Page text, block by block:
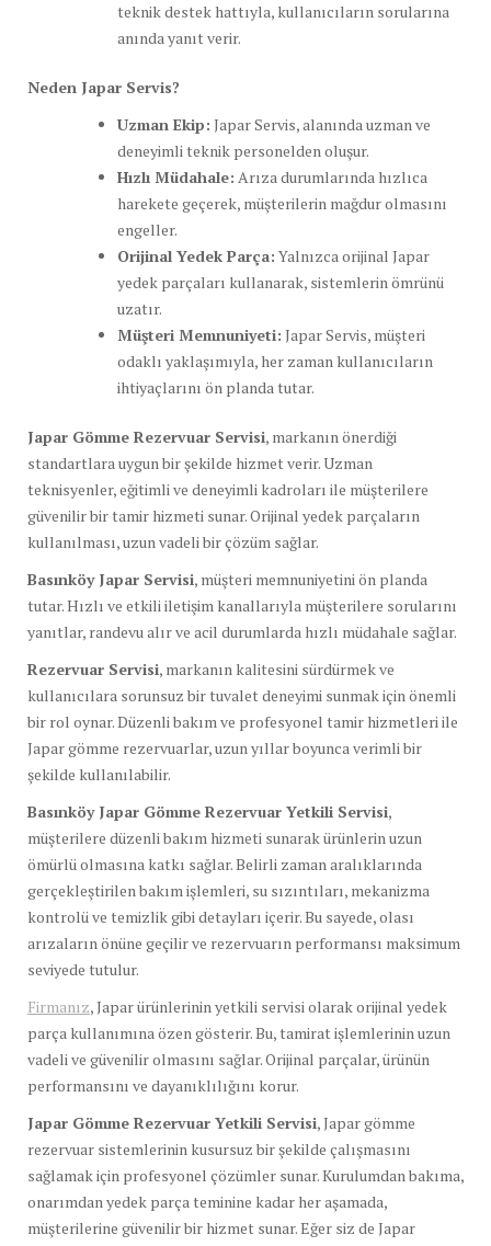
teknik destek hattıyla, kullanıcıların sorularına
anında yanıt verir.
Neden Japar Servis?
Uzman Ekip: Japar Servis, alanında uzman ve
deneyimli teknik personelden oluşur.
Hızlı Müdahale: Arıza durumlarında hızlıca
harekete geçerek, müşterilerin mağdur olmasını
engeller.
Orijinal Yedek Parça: Yalnızca orijinal Japar
yedek parçaları kullanarak, sistemlerin ömrünü
uzatır.
Müşteri Memnuniyeti: Japar Servis, müşteri
odaklı yaklaşımıyla, her zaman kullanıcıların
ihtiyaçlarını ön planda tutar.
Japar Gömme Rezervuar Servisi, markanın önerdiği
standartlara uygun bir şekilde hizmet verir. Uzman
teknisyenler, eğitimli ve deneyimli kadroları ile müşterilere
güvenilir bir tamir hizmeti sunar. Orijinal yedek parçaların
kullanılması, uzun vadeli bir çözüm sağlar.
Basınköy Japar Servisi, müşteri memnuniyetini ön planda
tutar. Hızlı ve etkili iletişim kanallarıyla müşterilere sorularını
yanıtlar, randevu alır ve acil durumlarda hızlı müdahale sağlar.
Rezervuar Servisi, markanın kalitesini sürdürmek ve
kullanıcılara sorunsuz bir tuvalet deneyimi sunmak için önemli
bir rol oynar. Düzenli bakım ve profesyonel tamir hizmetleri ile
Japar gömme rezervuarlar, uzun yıllar boyunca verimli bir
şekilde kullanılabilir.
Basınköy Japar Gömme Rezervuar Yetkili Servisi,
müşterilere düzenli bakım hizmeti sunarak ürünlerin uzun
ömürlü olmasına katkı sağlar. Belirli zaman aralıklarında
gerçekleştirilen bakım işlemleri, su sızıntıları, mekanizma
kontrolü ve temizlik gibi detayları içerir. Bu sayede, olası
arızaların önüne geçilir ve rezervuarın performansı maksimum
seviyede tutulur.
Firmanız, Japar ürünlerinin yetkili servisi olarak orijinal yedek
parça kullanımına özen gösterir. Bu, tamirat işlemlerinin uzun
vadeli ve güvenilir olmasını sağlar. Orijinal parçalar, ürünün
performansını ve dayanıklılığını korur.
Japar Gömme Rezervuar Yetkili Servisi, Japar gömme
rezervuar sistemlerinin kusursuz bir şekilde çalışmasını
sağlamak için profesyonel çözümler sunar. Kurulumdan bakıma,
onarımdan yedek parça teminine kadar her aşamada,
müşterilerine güvenilir bir hizmet sunar. Eğer siz de Japar